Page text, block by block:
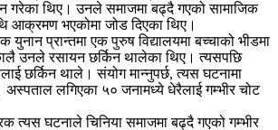
गरेका थिए। उनले समाजमा बढ्दै गएको सामाजिक
आक्रमण भएकोमा जोड दिएका थिए।
प्रान्तमा एक पुरुष विद्यालयमा बच्चाको भीडमा
उनले रसायन छर्किन थालेका थिए। त्यसपछि
छर्किन थाले। संयोग मान्नुपर्छ, त्यस घटनामा
लगिएका ५० जनामध्ये धेरैलाई गम्भीर चोट
त्यस घटनाले चिनिया समाजमा बढ्दै गएको गम्भीर